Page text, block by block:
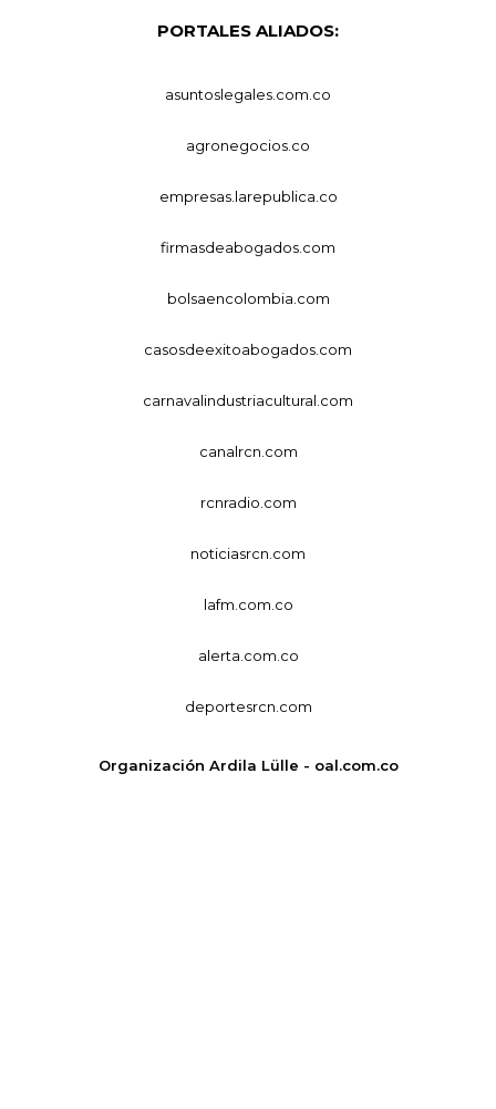
PORTALES ALIADOS:
asuntoslegales.com.co
agronegocios.co
empresas.larepublica.co
firmasdeabogados.com
bolsaencolombia.com
casosdeexitoabogados.com
carnavalindustriacultural.com
canalrcn.com
rcnradio.com
noticiasrcn.com
lafm.com.co
alerta.com.co
deportesrcn.com
Organización Ardila Lülle - oal.com.co